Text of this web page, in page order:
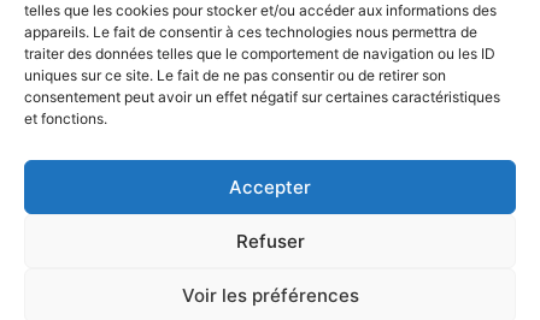
telles que les cookies pour stocker et/ou accéder aux informations des
appareils. Le fait de consentir à ces technologies nous permettra de
traiter des données telles que le comportement de navigation ou les ID
uniques sur ce site. Le fait de ne pas consentir ou de retirer son
consentement peut avoir un effet négatif sur certaines caractéristiques
et fonctions.
Accepter
Refuser
Voir les préférences
Retrouvez l’ASA sur
Partenaires Mentions légales